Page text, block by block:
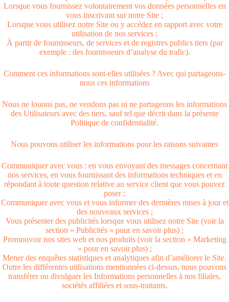
Lorsque vous fournissez volontairement vos données personnelles en
vous inscrivant sur notre Site ;
Lorsque vous utilisez notre Site ou y accédez en rapport avec votre
utilisation de nos services ;
À partir de fournisseurs, de services et de registres publics tiers (par
exemple : des fournisseurs d’analyse du trafic).
Comment ces informations sont-elles utilisées ? Avec qui partageons-
nous ces informations
Nous ne louons pas, ne vendons pas ni ne partageons les informations
des Utilisateurs avec des tiers, sauf tel que décrit dans la présente
Politique de confidentialité.
Nous pouvons utiliser les informations pour les raisons suivantes
Communiquer avec vous : en vous envoyant des messages concernant
nos services, en vous fournissant des informations techniques et en
répondant à toute question relative au service client que vous pouvez
poser ;
Communiquer avec vous et vous informer des dernières mises à jour et
des nouveaux services ;
Vous présenter des publicités lorsque vous utilisez notre Site (voir la
section « Publicités » pour en savoir plus) ;
Promouvoir nos sites web et nos produits (voir la section « Marketing
» pour en savoir plus) ;
Mener des enquêtes statistiques et analytiques afin d’améliorer le Site.
Outre les différentes utilisations mentionnées ci-dessus, nous pouvons
transférer ou divulguer les Informations personnelles à nos filiales,
sociétés affiliées et sous-traitants.